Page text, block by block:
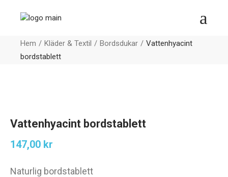
Hem Kläder & Textil Bordsdukar
Vattenhyacint
bordstablett
Vattenhyacint bordstablett
147,00 kr
Naturlig bordstablett